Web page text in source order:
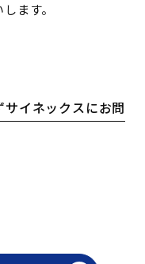
ます。
イネックスにお問